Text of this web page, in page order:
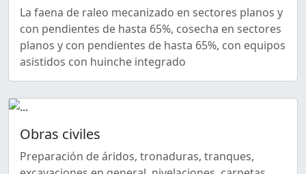
La faena de raleo mecanizado en sectores planos y
con pendientes de hasta 65%, cosecha en sectores
planos y con pendientes de hasta 65%, con equipos
asistidos con huinche integrado
Obras civiles
Preparación de áridos, tronaduras, tranques,